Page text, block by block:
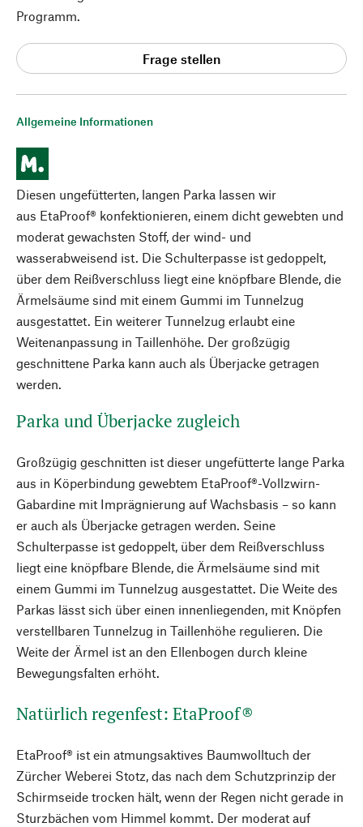
Allgemeine Informationen
Diesen ungefütterten, langen Parka lassen wir
aus EtaProof® konfektionieren, einem dicht gewebten und
moderat gewachsten Stoff, der wind- und
wasserabweisend ist. Die Schulterpasse ist gedoppelt,
über dem Reißverschluss liegt eine knöpfbare Blende, die
Ärmelsäume sind mit einem Gummi im Tunnelzug
ausgestattet. Ein weiterer Tunnelzug erlaubt eine
Weitenanpassung in Taillenhöhe. Der großzügig
geschnittene Parka kann auch als Überjacke getragen
werden.
Parka und Überjacke zugleich
Großzügig geschnitten ist dieser ungefütterte lange Parka
aus in Köperbindung gewebtem EtaProof®-Vollzwirn-
Gabardine mit Imprägnierung auf Wachsbasis – so kann
er auch als Überjacke getragen werden. Seine
Schulterpasse ist gedoppelt, über dem Reißverschluss
liegt eine knöpfbare Blende, die Ärmelsäume sind mit
einem Gummi im Tunnelzug ausgestattet. Die Weite des
Parkas lässt sich über einen innenliegenden, mit Knöpfen
verstellbaren Tunnelzug in Taillenhöhe regulieren. Die
Weite der Ärmel ist an den Ellenbogen durch kleine
Bewegungsfalten erhöht.
Natürlich regenfest: EtaProof®
EtaProof® ist ein atmungsaktives Baumwolltuch der
Zürcher Weberei Stotz, das nach dem Schutzprinzip der
Schirmseide trocken hält, wenn der Regen nicht gerade in
Sturzbächen vom Himmel kommt. Der moderat auf
Programm.
Frage stellen